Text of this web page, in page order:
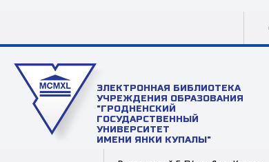
ЭЛЕКТРОННАЯ БИБЛИОТЕКА
УЧРЕЖДЕНИЯ ОБРАЗОВАНИЯ
"ГРОДНЕНСКИЙ
ГОСУДАРСТВЕННЫЙ
УНИВЕРСИТЕТ
ИМЕНИ ЯНКИ КУПАЛЫ"